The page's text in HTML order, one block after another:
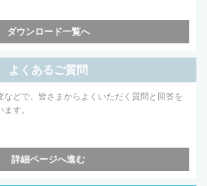
ダウンロード一覧へ
よくあるご質問
などで、皆さまからよくいただく質問と回答を
す。
詳細ページへ進む